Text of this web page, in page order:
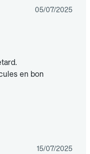
05/07/2025
en bon
15/07/2025